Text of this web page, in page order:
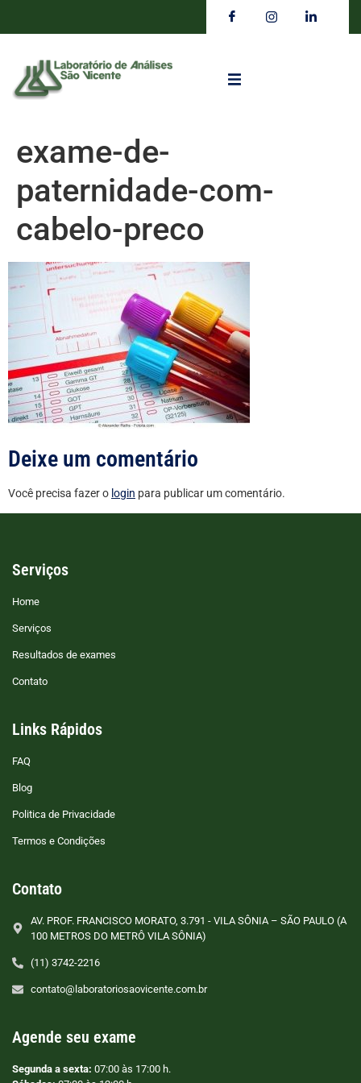
exame-de-
paternidade-com-
cabelo-preco
Deixe um comentário
Você precisa fazer o login para publicar um comentário.
Serviços
Home
Serviços
Resultados de exames
Contato
Links Rápidos
FAQ
Blog
Politica de Privacidade
Termos e Condições
Contato
AV. PROF. FRANCISCO MORATO, 3.791 - VILA SÔNIA – SÃO PAULO (A
100 METROS DO METRÔ VILA SÔNIA)
(11) 3742-2216
contato@laboratoriosaovicente.com.br
Agende seu exame
Segunda a sexta: 07:00 às 17:00 h.